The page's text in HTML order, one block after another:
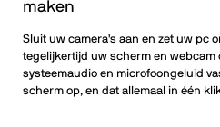
maken
Sluit uw camera's aan en zet uw pc
tegelijkertijd uw scherm en webcam
systeemaudio en microfoongeluid
scherm op, en dat allemaal in één